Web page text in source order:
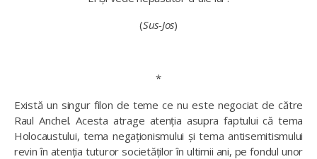
(Sus-Jos)
*
Există un singur filon de teme ce nu este negociat de către
Raul Anchel. Acesta atrage atenția asupra faptului că tema
Holocaustului, tema negaționismului și tema antisemitismului
revin în atenția tuturor societăților în ultimii ani, pe fondul unor